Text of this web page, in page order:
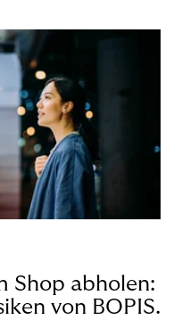
Shop abholen:
von BOPIS.